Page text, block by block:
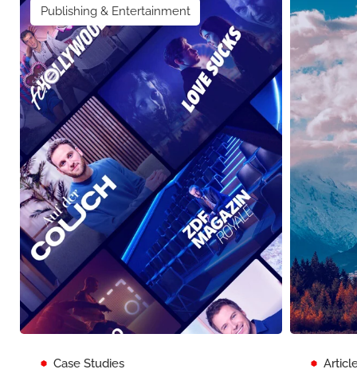
Publishing & Entertainment
Case Studies